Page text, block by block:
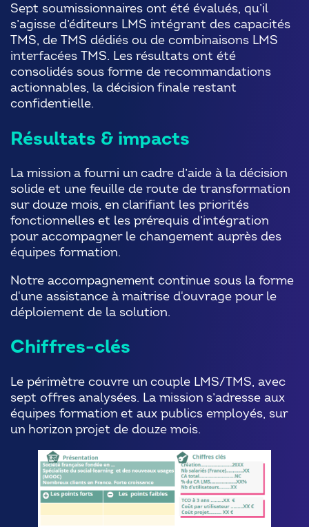
Sept soumissionnaires ont été évalués, qu’il
s’agisse d’éditeurs LMS intégrant des capacités
TMS, de TMS dédiés ou de combinaisons LMS
interfacées TMS. Les résultats ont été
consolidés sous forme de recommandations
actionnables, la décision finale restant
confidentielle.
Résultats & impacts
La mission a fourni un cadre d’aide à la décision
solide et une feuille de route de transformation
sur douze mois, en clarifiant les priorités
fonctionnelles et les prérequis d’intégration
pour accompagner le changement auprès des
équipes formation.
Notre accompagnement continue sous la forme
d'une assistance à maitrise d'ouvrage pour le
déploiement de la solution.
Chiffres-clés
Le périmètre couvre un couple LMS/TMS, avec
sept offres analysées. La mission s’adresse aux
équipes formation et aux publics employés, sur
un horizon projet de douze mois.